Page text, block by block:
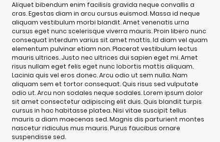
Aliquet bibendum enim facilisis gravida neque convallis a
cras. Egestas diam in arcu cursus euismod. Massa id neque
aliquam vestibulum morbi blandit. Amet venenatis urna
cursus eget nunc scelerisque viverra mauris. Proin libero nunc
consequat interdum varius sit amet mattis. Id diam vel quam
elementum pulvinar etiam non. Placerat vestibulum lectus
mauris ultrices. Justo nec ultrices dui sapien eget mi. Amet
risus nullam eget felis eget nunc lobortis mattis aliquam.
Lacinia quis vel eros donec. Arcu odio ut sem nulla. Nam
aliquam sem et tortor consequat. Quis risus sed vulputate
odio ut. Arcu non sodales neque sodales. Lorem ipsum dolor
sit amet consectetur adipiscing elit duis. Quis blandit turpis
cursus in hac habitasse platea. Nisi vitae suscipit tellus
mauris a diam maecenas sed. Magnis dis parturient montes
nascetur ridiculus mus mauris. Purus faucibus ornare
suspendisse sed.